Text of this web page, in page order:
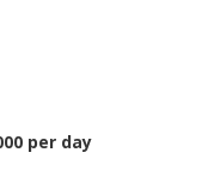
per day